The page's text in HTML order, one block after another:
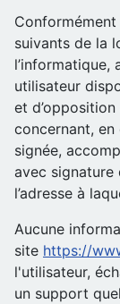
suivants de la
utilisateur
et
concernant,
signée,
avec signature
l’adresse à
Aucune
site https://
l'utilisateur,
un support